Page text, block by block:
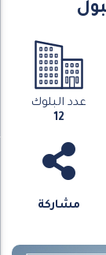
عدد البلوك
12
مشاركة